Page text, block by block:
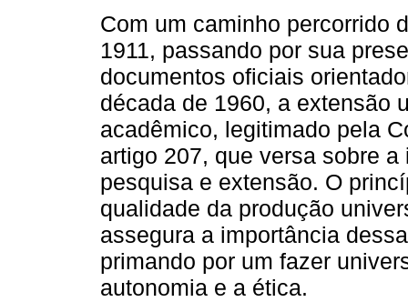
Com um caminho percorrido
1911, passando por sua
documentos oficiais
década de 1960, a extensão
acadêmico, legitimado pela
artigo 207, que versa sobre
pesquisa e extensão. O
qualidade da produção
assegura a importância
primando por um fazer
autonomia e a ética.